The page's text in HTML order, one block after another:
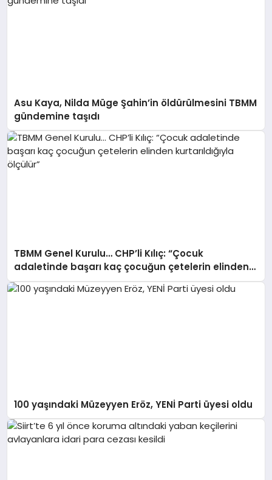
Asu Kaya, Nilda Müge Şahin’in öldürülmesini TBMM
gündemine taşıdı
TBMM Genel Kurulu… CHP’li Kılıç: “Çocuk
adaletinde başarı kaç çocuğun çetelerin elinden
kurtarıldığıyla ölçülür”
100 yaşındaki Müzeyyen Eröz, YENİ Parti üyesi oldu